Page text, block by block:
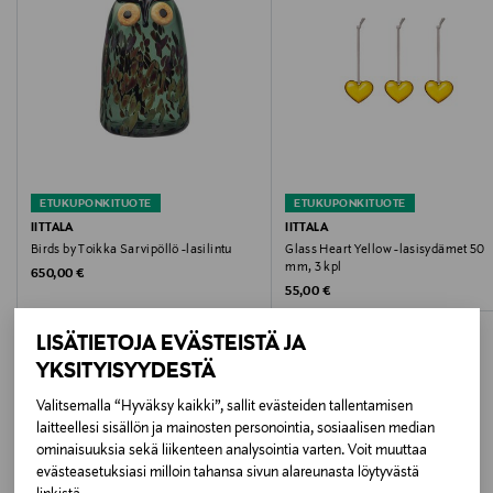
LISÄTIETOJA EVÄSTEISTÄ JA
YKSITYISYYDESTÄ
Valitsemalla “Hyväksy kaikki”, sallit evästeiden tallentamisen
laitteellesi sisällön ja mainosten personointia, sosiaalisen median
ominaisuuksia sekä liikenteen analysointia varten. Voit muuttaa
evästeasetuksiasi milloin tahansa sivun alareunasta löytyvästä
Valmistusmaa
Kiina
Valmistajan tuotenumero
1086373
Valmistaja
Fiskars Oyj
ETUKUPONKITUOTE
IITTALA
Birds by Toikka Sarvipöllö -lasilintu
Original Price
650,00 €
ETUKUPONKITUOTE
IITTALA
Glass Heart Yellow -lasisydämet 50
mm, 3 kpl
Original Price
55,00 €
LISÄÄ KIINNOSTAVIA